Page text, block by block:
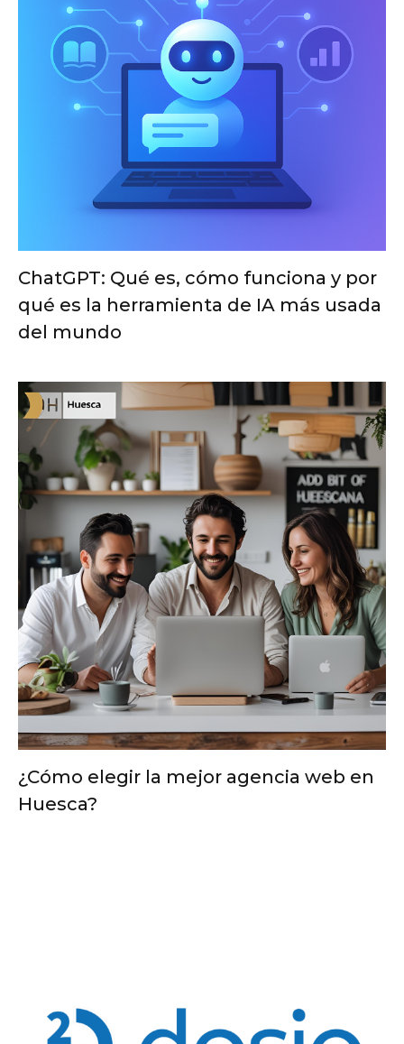
ChatGPT: Qué es, cómo funciona y por
qué es la herramienta de IA más usada
del mundo
¿Cómo elegir la mejor agencia web en
Huesca?